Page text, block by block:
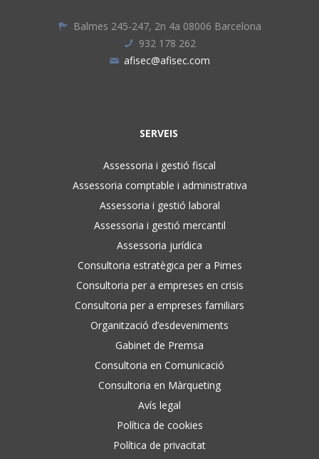
Balmes 245-247, 2n 4a 08006 Barcelona
932 178 262
afisec@afisec.com
SERVEIS
Assessoria i gestió fiscal
Assessoria comptable i administrativa
Assessoria i gestió laboral
Assessoria i gestió mercantil
Assessoria jurídica
Consultoria estratègica per a Pimes
Consultoria per a empreses en crisis
Consultoria per a empreses familiars
Organització d’esdeveniments
Gabinet de Premsa
Consultoria en Comunicació
Consultoria en Màrqueting
Avís legal
Política de cookies
Política de privacitat